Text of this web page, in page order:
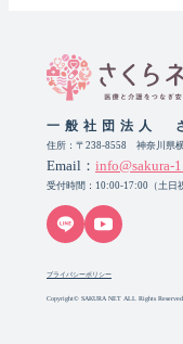
一般社団法人
住所：〒238-8558 神奈川県
Email： info@sakura-
受付時間：10:00-17:00（土日
プライバシーポリシー
Copyright© SAKURA NET ALL Rights Reserved.